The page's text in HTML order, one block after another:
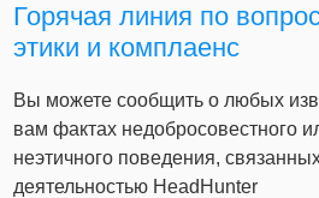
Горячая линия по
этики и комплаенс
Вы можете сообщить о любых
вам фактах недобросовестного
неэтичного поведения,
деятельностью HeadHunter